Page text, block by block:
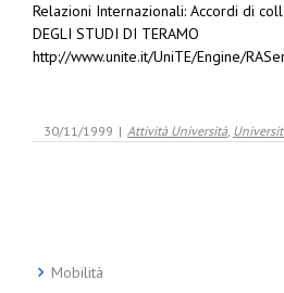
Relazioni Internazionali: Accordi di
DEGLI STUDI DI TERAMO
http://www.unite.it/UniTE/Engine/
30/11/1999 | Attività Università,
Mobilità